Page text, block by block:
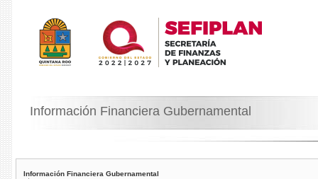
Información Financiera Gubernamental
Información Financiera Gubernamental